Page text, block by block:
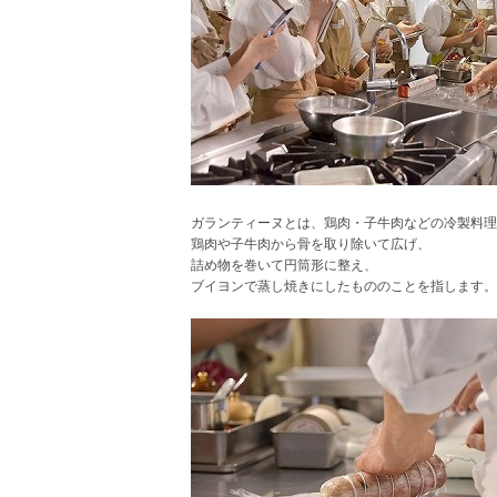
ガランティーヌとは、鶏肉・子牛肉などの冷製料
鶏肉や子牛肉から骨を取り除いて広げ、
詰め物を巻いて円筒形に整え、
ブイヨンで蒸し焼きにしたもののことを指します。